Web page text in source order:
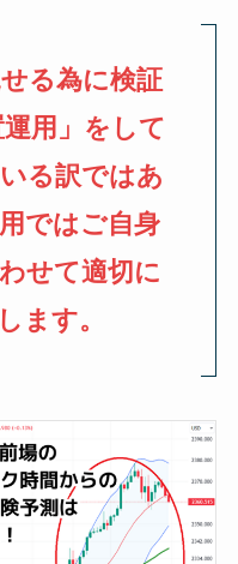
る為に検証
用」をして
る訳ではあ
ではご自身
せて適切に
ます。